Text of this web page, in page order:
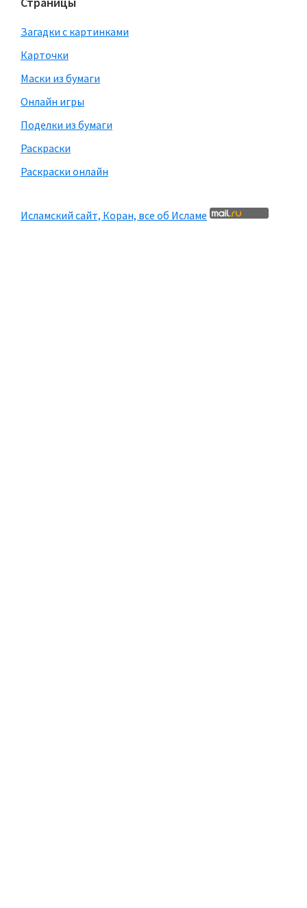
Загадки с картинками
Карточки
Маски из бумаги
Онлайн игры
Поделки из бумаги
Раскраски
Раскраски онлайн
Исламский сайт, Коран, все об Исламе